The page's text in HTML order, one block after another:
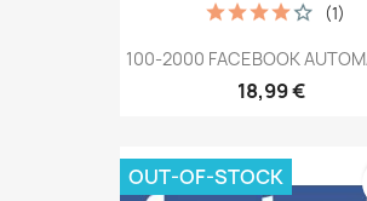
100-2000 FACEBOOK
18,99 €
(1)
OUT-OF-STOCK